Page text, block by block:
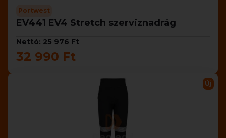
Portwest
EV441 EV4 Stretch szerviznadrág
Nettó: 25 976 Ft
32 990 Ft
Új